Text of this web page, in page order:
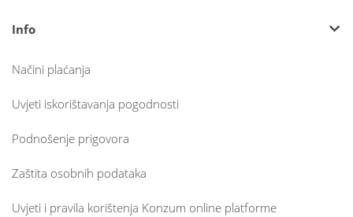
Info
Načini plaćanja
Uvjeti iskorištavanja pogodnosti
Podnošenje prigovora
Zaštita osobnih podataka
Uvjeti i pravila korištenja Konzum online platforme